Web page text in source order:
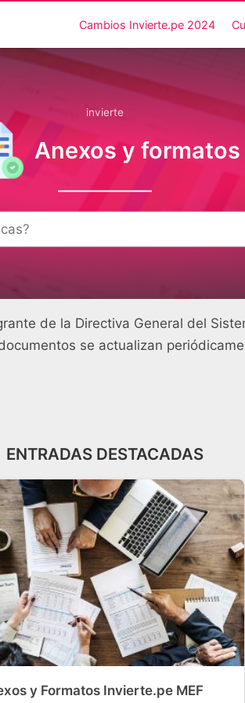
Cambios Invierte.pe 2024
invierte
Anexos y formatos
de la Directiva General del
se actualizan
ENTRADAS DESTACADAS
y Formatos Invierte.pe MEF